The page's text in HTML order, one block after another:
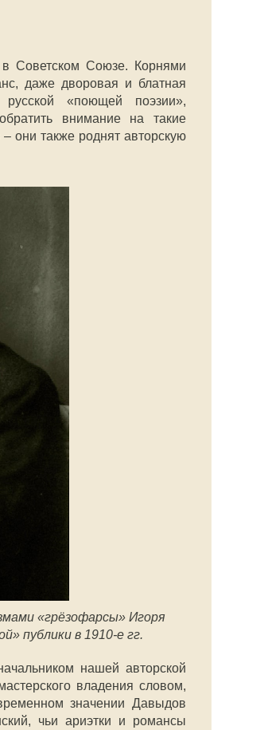
Советском Союзе. Корнями
даже дворовая и блатная
«поющей поэзии»,
внимание на такие
– они также роднят авторскую
«грёзофарсы» Игоря
публики в 1910-е гг.
нашей авторской
владения словом,
значении Давыдов
чьи ариэтки и романсы